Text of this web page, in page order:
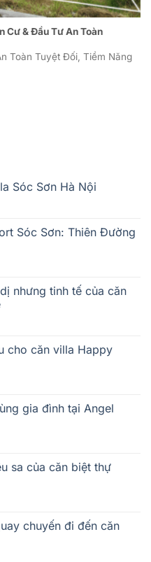
Cư & Đầu Tư An Toàn
Toàn Tuyệt Đối, Tiềm Năng
Sóc Sơn Hà Nội
Sóc Sơn: Thiên Đường
nhưng tinh tế của căn
cho căn villa Happy
gia đình tại Angel
sa của căn biệt thự
chuyến đi đến căn